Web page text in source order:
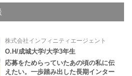
株式会社インフィニティエージェント
O.H/成城大学/大学3年生
応募をためらっていたあの頃の私に伝
えたい。一歩踏み出した長期インター